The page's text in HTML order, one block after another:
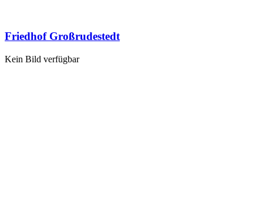
Friedhof Großrudestedt
Kein Bild verfügbar